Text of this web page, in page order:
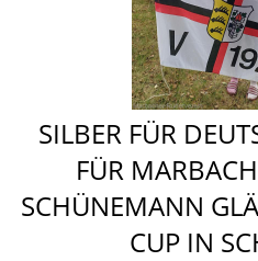
SILBER FÜR
FÜR
SCHÜNEMANN
CUP IN